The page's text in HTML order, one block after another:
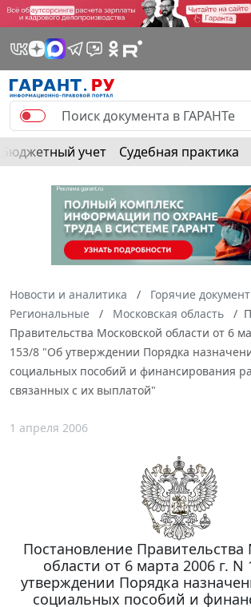
Бюджетный учет Судебная практика
Новости и аналитика
Горячие
Региональные
Московская область
Правительства Московской области от 6
153/8 "Об утверждении Порядка
социальных пособий и финансирования
связанных с их выплатой"
1 апреля 2006
Постановление Правительства
области от 6 марта 2006 г.
утверждении Порядка
социальных пособий и